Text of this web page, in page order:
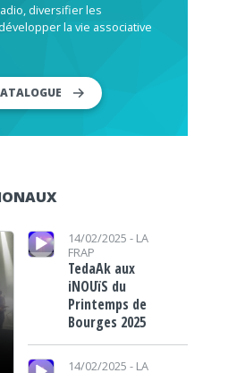
diversifier les
la vie associative
Lecteur audio 14/02/2025 - LA
FRAP
TedaAk aux
iNOUïS du
Printemps de
Bourges 2025
Lecteur audio
14/02/2025 - LA